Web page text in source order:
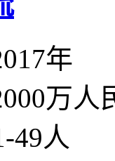
年
万人
49人